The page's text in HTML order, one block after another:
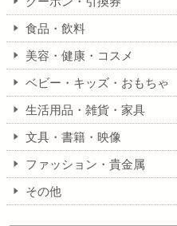
食品・飲料
美容・健康・コスメ
ベビー・キッズ・おもちゃ
生活用品・雑貨・家具
文具・書籍・映像
ファッション・貴金属
その他